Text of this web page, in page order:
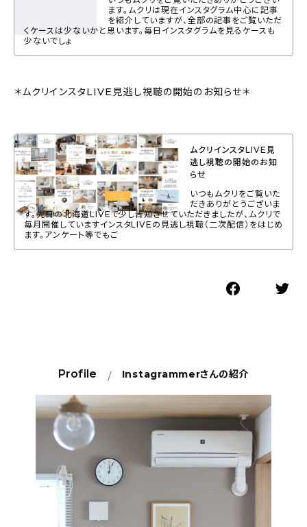
ます。ムクリは現在インスタグラム中心に記事
を紹介していますが、全部の記事をご覧いただ
くケースは少ないかと思います。毎日インスタグラムを見るケースも
少ないでしょ
＊ムクリインスタLIVE見逃し視聴の開始のお知らせ＊
ムクリインスタLIVE見
逃し視聴の開始のお知
らせ
いつもムクリをご覧いた
だきありがとうございま
す。先日の北海道LIVEで少し告知させていただきましたが、ムクリで
毎月開催していますインスタLIVEの見逃し視聴（二次配信）をはじめ
ます。アンケート等でもご
Profile Instagrammerさんの紹介